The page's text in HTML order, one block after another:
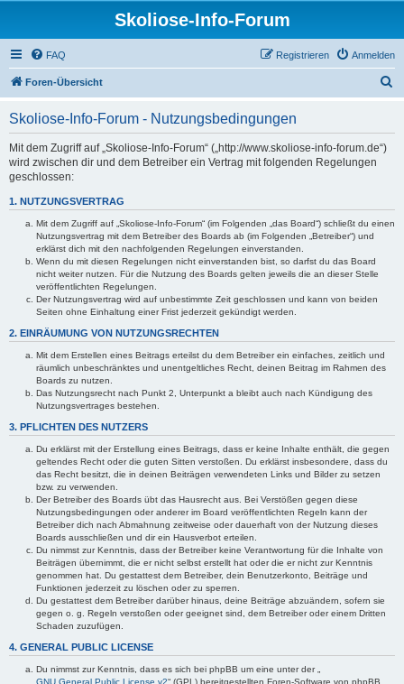
Skoliose-Info-Forum
FAQ Anmelden
Registrieren
Foren-Übersicht
Skoliose-Info-Forum - Nutzungsbedingungen
Mit dem Zugriff auf „Skoliose-Info-Forum“ („http://www.skoliose-info-forum.de“)
wird zwischen dir und dem Betreiber ein Vertrag mit folgenden Regelungen
geschlossen:
1. NUTZUNGSVERTRAG
Mit dem Zugriff auf „Skoliose-Info-Forum“ (im Folgenden „das Board“) schließt du einen
Nutzungsvertrag mit dem Betreiber des Boards ab (im Folgenden „Betreiber“) und
erklärst dich mit den nachfolgenden Regelungen einverstanden.
Wenn du mit diesen Regelungen nicht einverstanden bist, so darfst du das Board
nicht weiter nutzen. Für die Nutzung des Boards gelten jeweils die an dieser Stelle
veröffentlichten Regelungen.
Der Nutzungsvertrag wird auf unbestimmte Zeit geschlossen und kann von beiden
Seiten ohne Einhaltung einer Frist jederzeit gekündigt werden.
2. EINRÄUMUNG VON NUTZUNGSRECHTEN
Mit dem Erstellen eines Beitrags erteilst du dem Betreiber ein einfaches, zeitlich und
räumlich unbeschränktes und unentgeltliches Recht, deinen Beitrag im Rahmen des
Boards zu nutzen.
Das Nutzungsrecht nach Punkt 2, Unterpunkt a bleibt auch nach Kündigung des
Nutzungsvertrages bestehen.
3. PFLICHTEN DES NUTZERS
Du erklärst mit der Erstellung eines Beitrags, dass er keine Inhalte enthält, die gegen
geltendes Recht oder die guten Sitten verstoßen. Du erklärst insbesondere, dass du
das Recht besitzt, die in deinen Beiträgen verwendeten Links und Bilder zu setzen
bzw. zu verwenden.
Der Betreiber des Boards übt das Hausrecht aus. Bei Verstößen gegen diese
Nutzungsbedingungen oder anderer im Board veröffentlichten Regeln kann der
Betreiber dich nach Abmahnung zeitweise oder dauerhaft von der Nutzung dieses
Boards ausschließen und dir ein Hausverbot erteilen.
Du nimmst zur Kenntnis, dass der Betreiber keine Verantwortung für die Inhalte von
Beiträgen übernimmt, die er nicht selbst erstellt hat oder die er nicht zur Kenntnis
genommen hat. Du gestattest dem Betreiber, dein Benutzerkonto, Beiträge und
Funktionen jederzeit zu löschen oder zu sperren.
Du gestattest dem Betreiber darüber hinaus, deine Beiträge abzuändern, sofern sie
gegen o. g. Regeln verstoßen oder geeignet sind, dem Betreiber oder einem Dritten
Schaden zuzufügen.
4. GENERAL PUBLIC LICENSE
Du nimmst zur Kenntnis, dass es sich bei phpBB um eine unter der „
GNU General Public License v2“ (GPL) bereitgestellten Foren-Software von phpBB